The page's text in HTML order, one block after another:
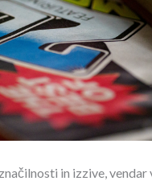
in izzive,